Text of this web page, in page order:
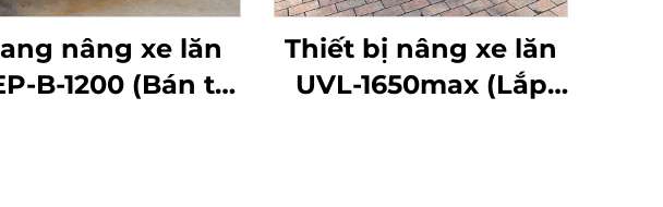
nâng xe lăn
B-1200 (Bán tự
Thiết bị nâng xe lăn
UVL-1650max (Lắp